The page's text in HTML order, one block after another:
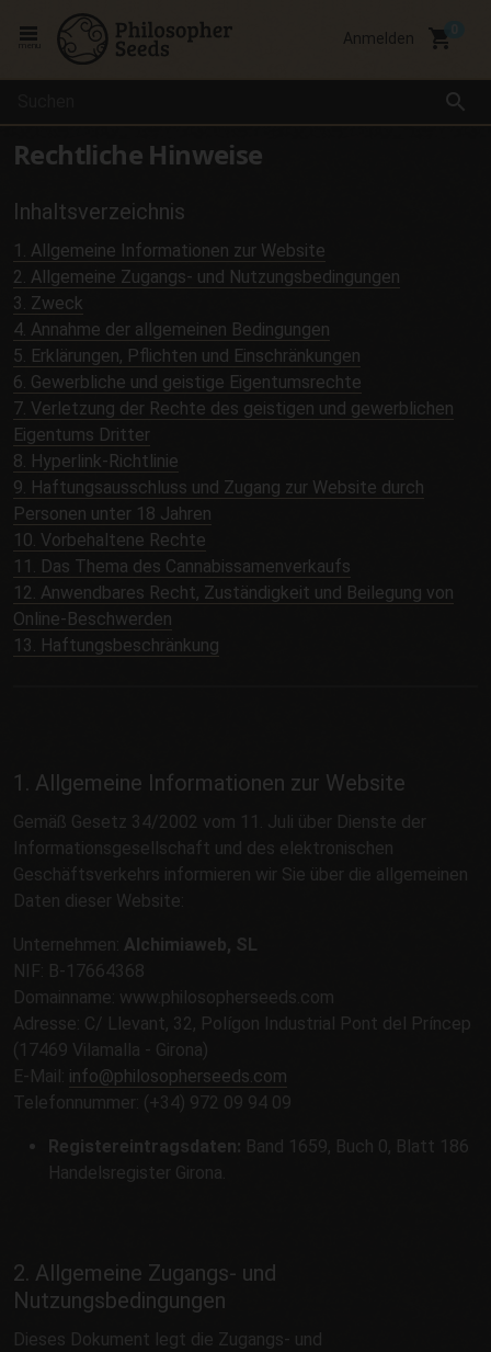
search
Anmelden local_grocery_store
Rechtliche Hinweise
Inhaltsverzeichnis
1. Allgemeine Informationen zur Website
2. Allgemeine Zugangs- und Nutzungsbedingungen
3. Zweck
4. Annahme der allgemeinen Bedingungen
5. Erklärungen, Pflichten und Einschränkungen
6. Gewerbliche und geistige Eigentumsrechte
7. Verletzung der Rechte des geistigen und gewerblichen
Eigentums Dritter
8. Hyperlink-Richtlinie
9. Haftungsausschluss und Zugang zur Website durch
Personen unter 18 Jahren
10. Vorbehaltene Rechte
11. Das Thema des Cannabissamenverkaufs
12. Anwendbares Recht, Zuständigkeit und Beilegung von
Online-Beschwerden
13. Haftungsbeschränkung
1. Allgemeine Informationen zur Website
Gemäß Gesetz 34/2002 vom 11. Juli über Dienste der
Informationsgesellschaft und des elektronischen
Geschäftsverkehrs informieren wir Sie über die allgemeinen
Daten dieser Website:
Unternehmen: Alchimiaweb, SL
NIF: B-17664368
Domainname: www.philosopherseeds.com
Adresse: C/ Llevant, 32, Polígon Industrial Pont del Príncep
(17469 Vilamalla - Girona)
E-Mail: info@philosopherseeds.com
Telefonnummer: (+34) 972 09 94 09
Registereintragsdaten: Band 1659, Buch 0, Blatt 186
Handelsregister Girona.
2. Allgemeine Zugangs- und
Nutzungsbedingungen
Dieses Dokument legt die Zugangs- und